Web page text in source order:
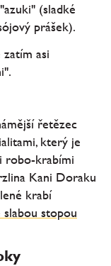
(sladké
prášek).
asi
řetězec
který je
robo-krabími
Kani Doraku
krabí
slabou stopou